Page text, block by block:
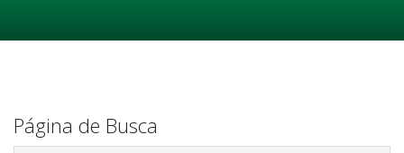
Página de Busca